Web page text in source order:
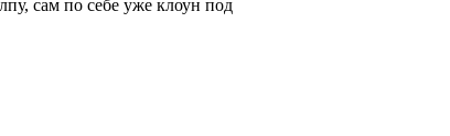
сам по себе уже клоун под